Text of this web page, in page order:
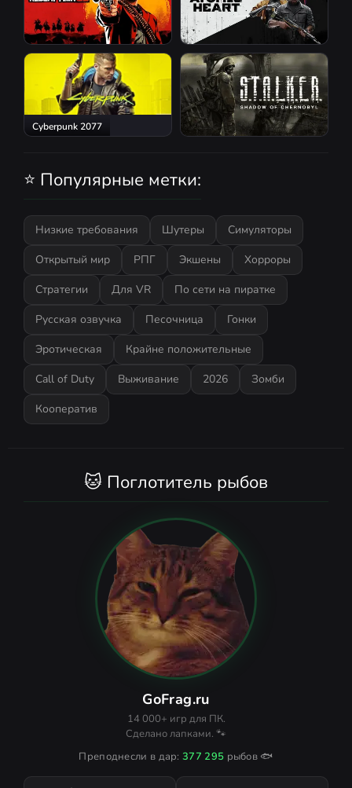
Red Dead Redemption 2 Atomic Heart
Cyberpunk 2077
⭐ Популярные метки:
Низкие требования Шутеры
Симуляторы
Открытый мир
РПГ Экшены
Хорроры
Стратегии
Для VR
По сети на пиратке
Русская озвучка
Песочница
Гонки
Эротическая
Крайне положительные
Call of Duty
Выживание 2026
Зомби
Кооператив
🐱 Поглотитель рыбов
GoFrag.ru
14 000+ игр для ПК.
Сделано лапками. 🐾
Преподнесли в дар:377 295 рыбов 🐟